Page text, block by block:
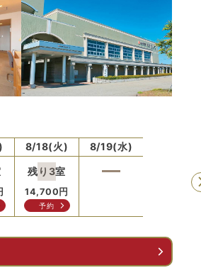
8/18(火)
残り 3室
14,700 円
予約
8/19(水)